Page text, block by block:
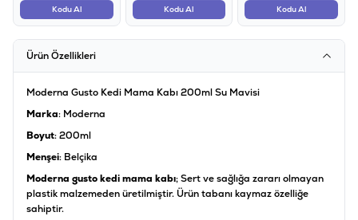
Kodu Al
Kodu Al
Kodu Al
Ürün Özellikleri
Moderna Gusto Kedi Mama Kabı 200ml Su Mavisi
Marka: Moderna
Boyut: 200ml
Menşei: Belçika
Moderna gusto kedi mama kabı; Sert ve sağlığa zararı olmayan
plastik malzemeden üretilmiştir. Ürün tabanı kaymaz özelliğe
sahiptir.